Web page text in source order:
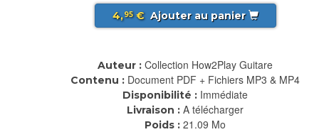
4,95€ Ajouter au panier
Auteur : Collection How2Play Guitare
Contenu : Document PDF + Fichiers MP3 & MP4
Disponibilité : Immédiate
Livraison : A télécharger
Poids : 21.09 Mo